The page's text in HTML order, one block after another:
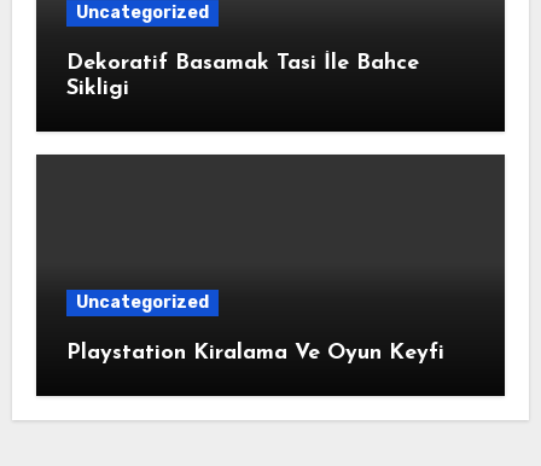
Uncategorized
Dekoratif Basamak Tasi İle Bahce
Sikligi
Uncategorized
Playstation Kiralama Ve Oyun Keyfi